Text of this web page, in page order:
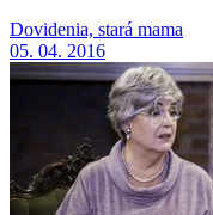
Dovidenia, stará mama
05. 04. 2016